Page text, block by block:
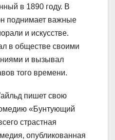
в 1890 году. В
поднимает важные
и искусстве.
в обществе своими
и вызывал
того времени.
пишет свою
«Бунтующий
страстная
опубликованная